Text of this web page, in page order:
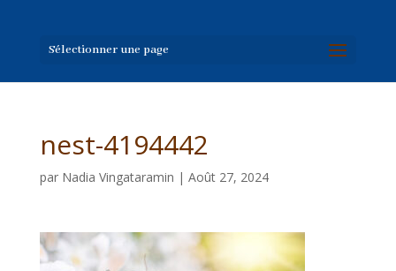
Sélectionner une page
nest-4194442
par Nadia Vingataramin | Août 27, 2024